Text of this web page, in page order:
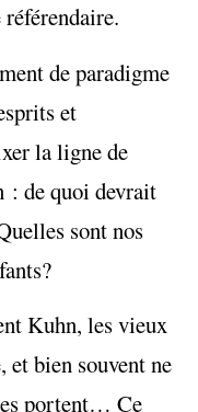
de paradigme
et
la ligne de
: de quoi devrait
sont nos
Kuhn, les vieux
et bien souvent ne
portent… Ce